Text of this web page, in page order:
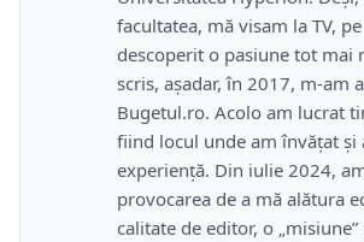
facultatea, mă visam la TV,
descoperit o pasiune tot mai
scris, așadar, în 2017, m-am
Bugetul.ro. Acolo am lucrat
fiind locul unde am învățat și
experiență. Din iulie 2024,
provocarea de a mă alătura
calitate de editor, o